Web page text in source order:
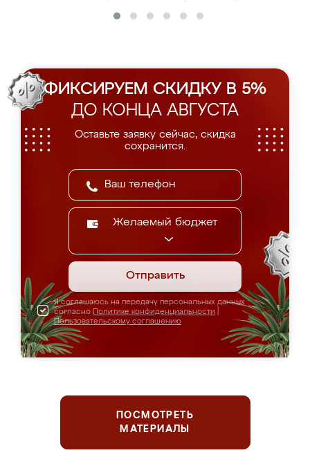
ФИКСИРУЕМ СКИДКУ В 5%
ДО КОНЦА АВГУСТА
Оставьте заявку сейчас, скидка
сохранится.
Желаемый бюджет
Отправить
Я соглашаюсь на передачу персональных данных
согласно Политике конфиденциальности
Пользовательскому соглашению
ПОСМОТРЕТЬ
МАТЕРИАЛЫ